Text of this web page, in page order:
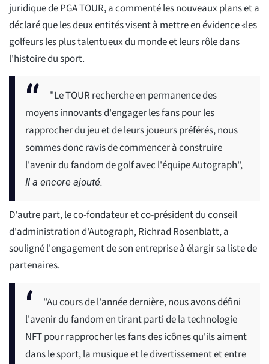
juridique de PGA TOUR, a commenté les nouveaux plans et a
déclaré que les deux entités visent à mettre en évidence «les
golfeurs les plus talentueux du monde et leurs rôle dans
l'histoire du sport.
"Le TOUR recherche en permanence des
moyens innovants d'engager les fans pour les
rapprocher du jeu et de leurs joueurs préférés, nous
sommes donc ravis de commencer à construire
l'avenir du fandom de golf avec l'équipe Autograph",
Il a encore ajouté.
D'autre part, le co-fondateur et co-président du conseil
d'administration d'Autograph, Richrad Rosenblatt, a
souligné l'engagement de son entreprise à élargir sa liste de
partenaires.
"Au cours de l'année dernière, nous avons défini
l'avenir du fandom en tirant parti de la technologie
NFT pour rapprocher les fans des icônes qu'ils aiment
dans le sport, la musique et le divertissement et entre